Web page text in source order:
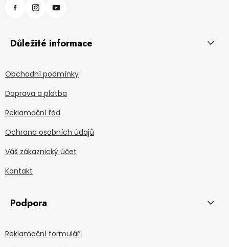
Důležité informace
Obchodní podmínky
Doprava a platba
Reklamační řád
Ochrana osobních údajů
Váš zákaznický účet
Kontakt
Podpora
Reklamační formulář